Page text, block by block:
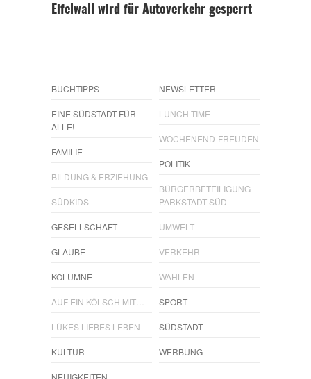
Eifelwall wird für Autoverkehr gesperrt
BUCHTIPPS
EINE SÜDSTADT FÜR
ALLE!
FAMILIE
BILDUNG & ERZIEHUNG
SÜDKIDS
GESELLSCHAFT
GLAUBE
KOLUMNE
AUF EIN KÖLSCH MIT…
LÜKES LIEBES LEBEN
KULTUR
NEUIGKEITEN
NEWSLETTER
LUNCH TIME
WOCHENEND-FREUDEN
POLITIK
BÜRGERBETEILIGUNG
PARKSTADT SÜD
UMWELT
VERKEHR
WAHLEN
SPORT
SÜDSTADT
WERBUNG